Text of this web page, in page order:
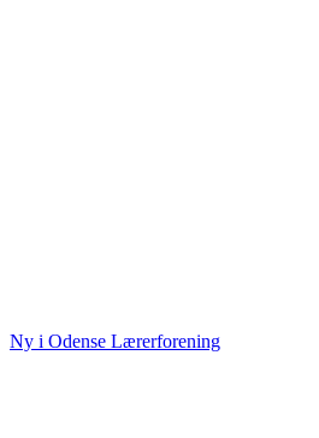
Ny i Odense Lærerforening